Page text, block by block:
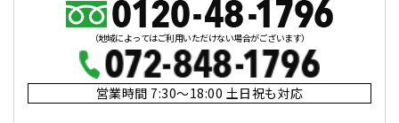
（地域によってはご利用いただけない場合がございます）
営業時間 7:30～18:00 土日祝も対応